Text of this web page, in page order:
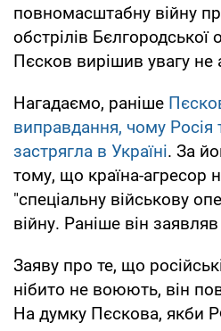
повномасштабну війну
обстрілів Бєлгородської
Пєсков вирішив увагу не
Нагадаємо, раніше
виправдання, чому Росія
застрягла в Україні. За
тому, що країна-агресор
"спеціальну військову
війну. Раніше він
Заяву про те, що
нібито не воюють, він
На думку Пєскова, якби